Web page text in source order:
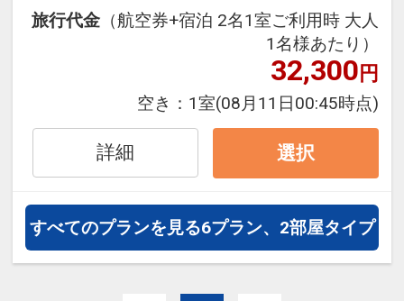
旅行期間中の1泊だけの宿泊や延
泊・飛び泊なども自由自在です。
フライトは、安心のJALまたは
（JALグループ）確約！フライトマ
イル50％貯まります。
オプションでレンタカーや現地交
通・体験プランなどの追加（同時予
約）が可能なプランもございます。
旅行代金 （航空券+宿泊 2名1室ご利用時 大人
1名様あたり）
32,300円
空き： 1室(08月11日00:45時点)
詳細 選択
すべてのプランを見る6プラン、2部屋タイプ